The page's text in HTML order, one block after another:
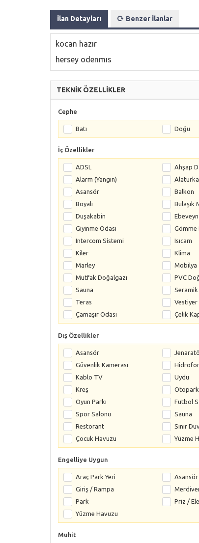
İlan Detayları Benzer İlanlar
kocan hazır
hersey odenmıs
TEKNİK ÖZELLİKLER
Cephe
Batı Doğu
İç Özellikler
ADSL Ahşap
Alarm (Yangın)
Asansör
Balkon
Boyalı
Bulaşık
Duşakabin
Giyinme Odası
Gömme
Intercom Sistemi
Isıcam
Kiler
Klima
Marley
Mobilya
Mutfak Doğalgazı
PVC
Sauna
Teras
Vestiyer
Çamaşır Odası
Çelik
Dış Özellikler
Asansör
Güvenlik Kamerası
Hidrofor
Kablo TV
Uydu
Kreş
Otopark
Oyun Parkı
Futbol
Spor Salonu
Sauna
Restorant
Sınır
Çocuk Havuzu
Yüzme
Engelliye Uygun
Araç Park Yeri Asansör
Giriş / Rampa
Park
Priz /
Yüzme Havuzu
Muhit